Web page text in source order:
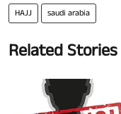
HAJJ saudi arabia
Related Stories